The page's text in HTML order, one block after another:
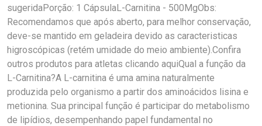
sugeridaPorção: 1 CápsulaL-Carnitina - 500MgObs:
Recomendamos que após aberto, para melhor conservação,
deve-se mantido em geladeira devido as caracteristicas
higroscópicas (retém umidade do meio ambiente).Confira
outros produtos para atletas clicando aquiQual a função da
L-Carnitina?A L-carnitina é uma amina naturalmente
produzida pelo organismo a partir dos aminoácidos lisina e
metionina. Sua principal função é participar do metabolismo
de lipídios, desempenhando papel fundamental no